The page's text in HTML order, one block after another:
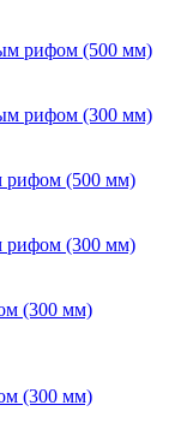
рифом (500 мм)
рифом (300 мм)
рифом (500 мм)
рифом (300 мм)
(300 мм)
(300 мм)